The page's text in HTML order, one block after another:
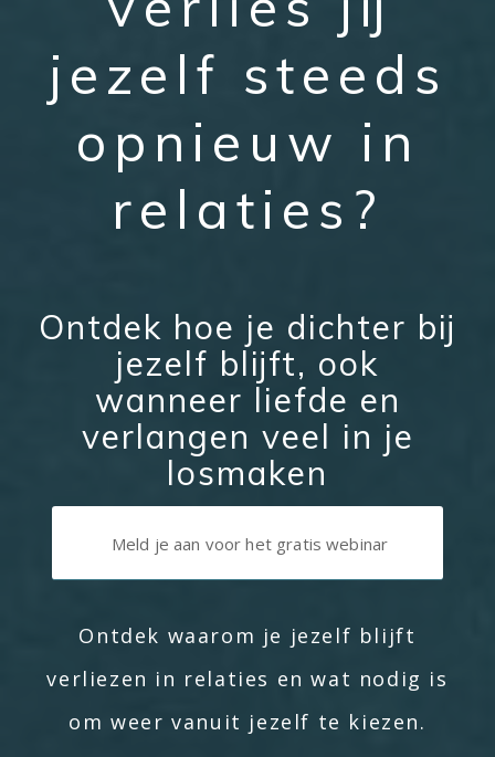
jezelf steeds
opnieuw in
relaties?
Ontdek hoe je dichter bij
jezelf blijft, ook
wanneer liefde en
verlangen veel in je
losmaken
Meld je aan voor het gratis webinar
Ontdek waarom je jezelf blijft
verliezen in relaties en wat nodig is
om weer vanuit jezelf te kiezen.